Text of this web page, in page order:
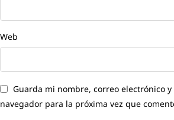
Web
Guarda mi nombre, correo electrónico y
navegador para la próxima vez que